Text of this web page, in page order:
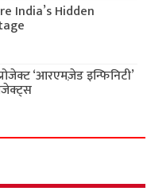
India’s Hidden
‘आरएमज़ेड इन्फिनिटी’